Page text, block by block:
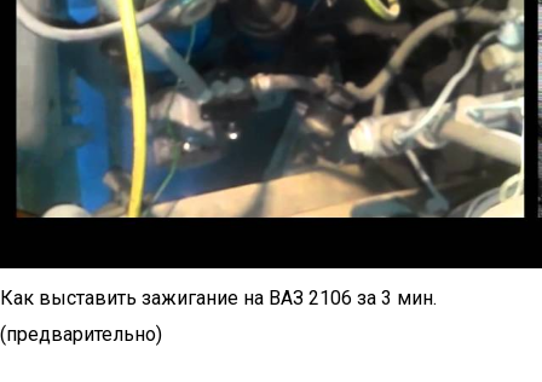
Как выставить зажигание на ВАЗ 2106 за 3 мин.
(предварительно)